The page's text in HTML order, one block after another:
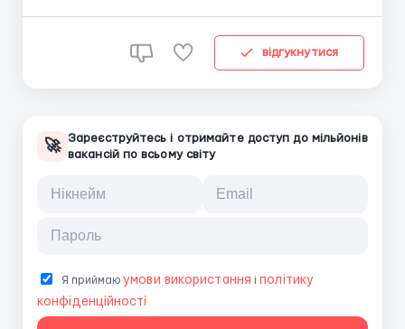
відгукнутися
🚀 Зареєструйтесь і отримайте доступ до мільйонів
вакансій по всьому світу
Я приймаюумови використання і політику
конфіденційності